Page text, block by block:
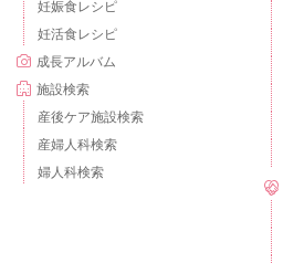
妊娠食レシピ
妊活食レシピ
成長アルバム
施設検索
産後ケア施設検索
産婦人科検索
婦人科検索